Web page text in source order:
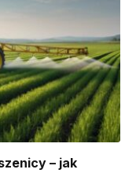
– jak